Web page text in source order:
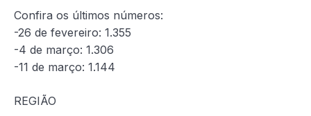
Confira os últimos números:
-26 de fevereiro: 1.355
-4 de março: 1.306
-11 de março: 1.144
REGIÃO